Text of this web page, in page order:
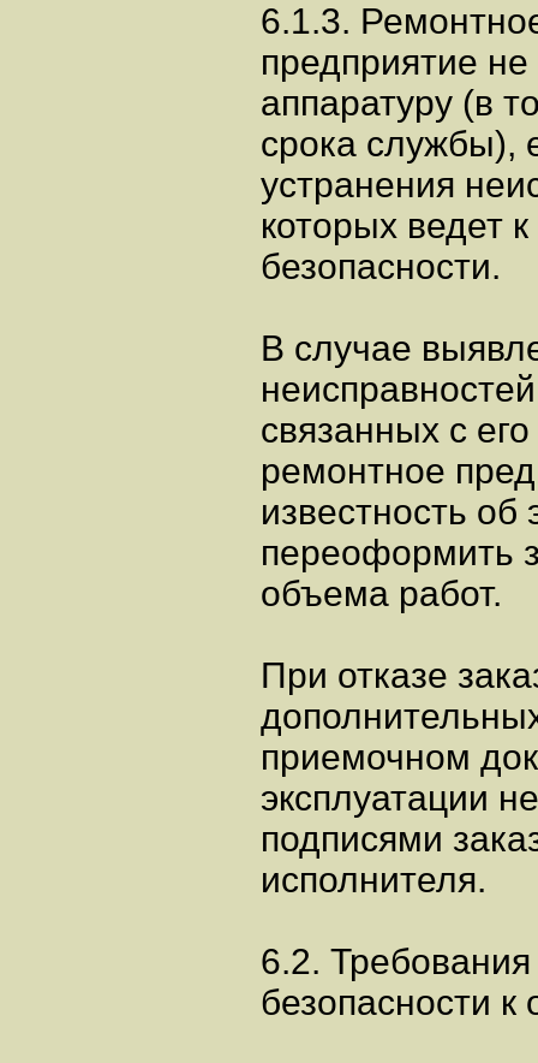
6.1.3.
предприятие
аппаратуру (в
срока службы),
устранения
которых ведет
безопасности.
В случае
связанных с
ремонтное
известность об
переоформить
объема работ.
При отказе
приемочном
эксплуатации
подписями
исполнителя.
6.2. Требования
безопасности